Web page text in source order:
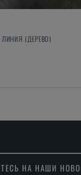
ЛИНИЯ (ДЕРЕВО)
НА НАШИ